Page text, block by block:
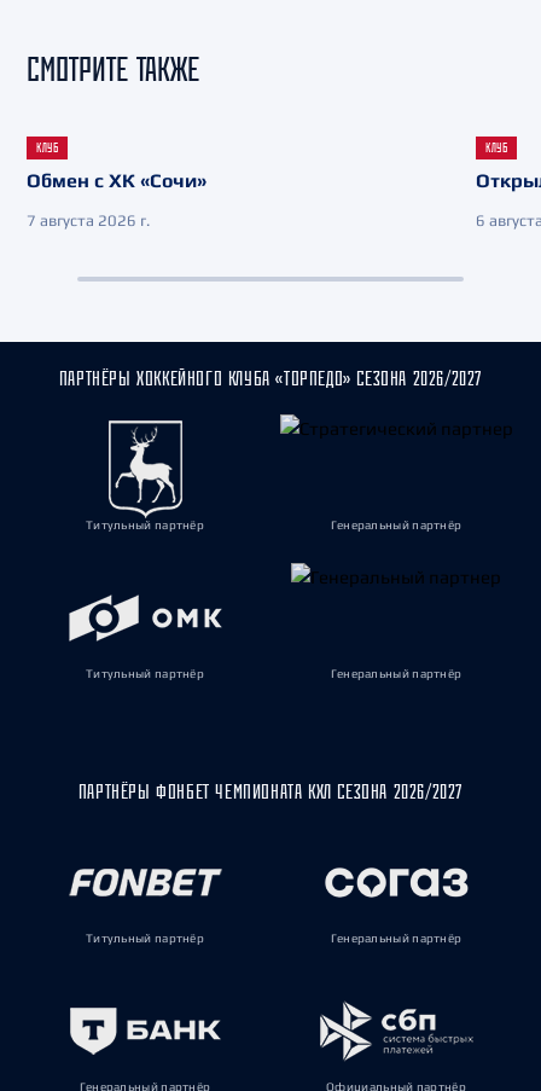
СМОТРИТЕ ТАКЖЕ
КЛУБ
Обмен с ХК «Сочи»
7 августа 2026 г.
КЛУБ
6
ПАРТНЁРЫ ХОККЕЙНОГО КЛУБА «ТОРПЕДО» СЕЗОНА 2026/2027
Титульный партнёр Генеральный партнёр
Титульный партнёр Генеральный партнёр
ПАРТНЁРЫ ФОНБЕТ ЧЕМПИОНАТА КХЛ СЕЗОНА 2026/2027
Титульный партнёр Генеральный партнёр
Генеральный партнёр Официальный партнёр